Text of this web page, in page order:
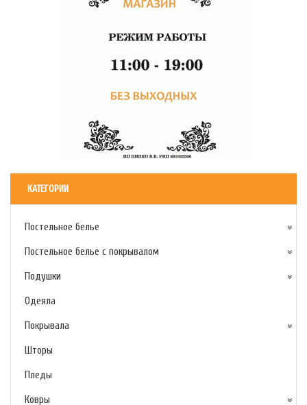
КАТЕГОРИИ
Постельное белье
Постельное белье с покрывалом
Подушки
Одеяла
Покрывала
Шторы
Пледы
Ковры